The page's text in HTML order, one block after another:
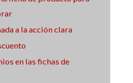
a la acción clara
en las fichas de